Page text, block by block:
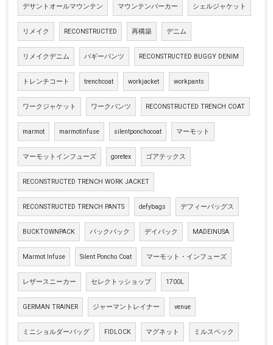
デサントオールマウンテン マウンテンパーカー シェルジャケット
リメイク RECONSTRUCTED 再構築 デニム
リメイクデニム バギーパンツ RECONSTRUCTED BUGGY DENIM
トレンチコート trenchcoat workjacket workpants
ワークジャケット ワークパンツ RECONSTRUCTED TRENCH COAT
marmot marmotinfuse silentponchocoat マーモット
マーモットインフューズ goretex ゴアテックス
RECONSTRUCTED TRENCH WORK JACKET
RECONSTRUCTED TRENCH PANTS defybags デフィーバッグス
BUCKTOWNPACK バックパック デイパック MADEINUSA
Marmot Infuse Silent Poncho Coat マーモット・インフューズ
レザースニーカー セレクトッショップ 1700L
GERMAN TRAINER ジャーマントレイナー venue
ミニショルダーバッグ FIDLOCK マグネット ミルスペック